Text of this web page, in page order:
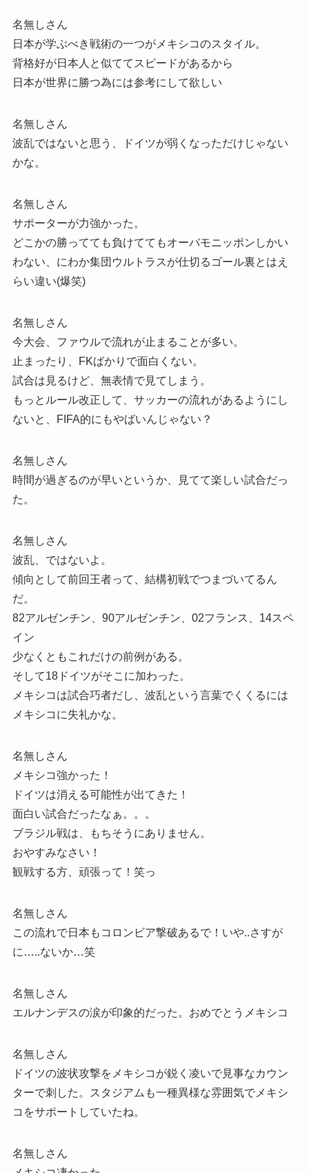
名無しさん
日本が学ぶべき戦術の一つがメキシコのスタイル。
背格好が日本人と似ててスピードがあるから
日本が世界に勝つ為には参考にして欲しい
名無しさん
波乱ではないと思う、ドイツが弱くなっただけじゃない
かな。
名無しさん
サポーターが力強かった。
どこかの勝ってても負けててもオーバモニッポンしかい
わない、にわか集団ウルトラスが仕切るゴール裏とはえ
らい違い(爆笑)
名無しさん
今大会、ファウルで流れが止まることが多い。
止まったり、FKばかりで面白くない。
試合は見るけど、無表情で見てしまう。
もっとルール改正して、サッカーの流れがあるようにし
ないと、FIFA的にもやばいんじゃない？
名無しさん
時間が過ぎるのが早いというか、見てて楽しい試合だっ
た。
名無しさん
波乱、ではないよ。
傾向として前回王者って、結構初戦でつまづいてるん
だ。
82アルゼンチン、90アルゼンチン、02フランス、14スペ
イン
少なくともこれだけの前例がある。
そして18ドイツがそこに加わった。
メキシコは試合巧者だし、波乱という言葉でくくるには
メキシコに失礼かな。
名無しさん
メキシコ強かった！
ドイツは消える可能性が出てきた！
面白い試合だったなぁ。。。
ブラジル戦は、もちそうにありません。
おやすみなさい！
観戦する方、頑張って！笑っ
名無しさん
この流れで日本もコロンビア撃破あるで！いや..さすが
に…..ないか…笑
名無しさん
エルナンデスの涙が印象的だった。おめでとうメキシコ
名無しさん
ドイツの波状攻撃をメキシコが鋭く凌いで見事なカウン
ターで刺した。スタジアムも一種異様な雰囲気でメキシ
コをサポートしていたね。
名無しさん